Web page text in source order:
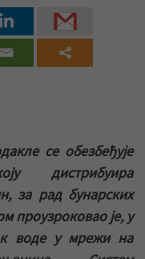
се обезбеђује
дистрибуира
за рад бунарских
проузроковао је, у
воде у мрежи на